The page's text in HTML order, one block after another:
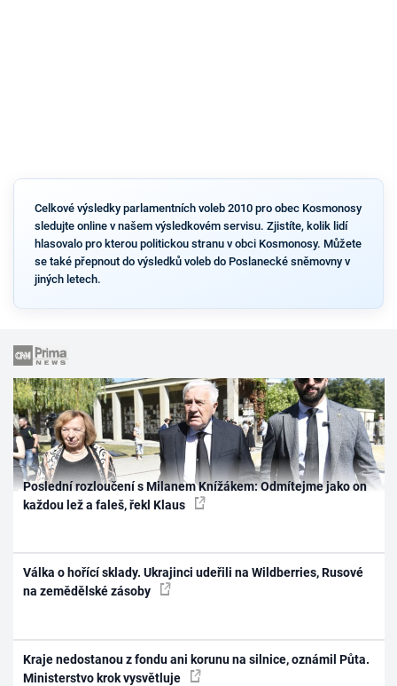
Celkové výsledky parlamentních voleb 2010 pro obec Kosmonosy
sledujte online v našem výsledkovém servisu. Zjistíte, kolik lidí
hlasovalo pro kterou politickou stranu v obci Kosmonosy. Můžete
se také přepnout do výsledků voleb do Poslanecké sněmovny v
jiných letech.
Poslední rozloučení s Milanem Knížákem: Odmítejme jako on
každou lež a faleš, řekl Klaus
Válka o hořící sklady. Ukrajinci udeřili na Wildberries, Rusové
na zemědělské zásoby
Kraje nedostanou z fondu ani korunu na silnice, oznámil Půta.
Ministerstvo krok vysvětluje